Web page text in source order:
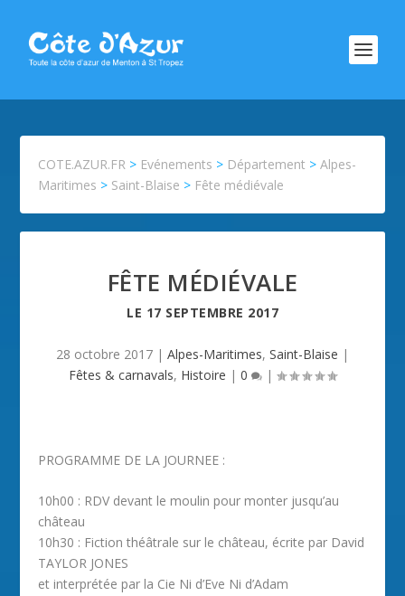
COTE.AZUR.FR > Evénements > Département >Alpes-
Maritimes > Saint-Blaise > Fête médiévale
FÊTE MÉDIÉVALE
LE 17 SEPTEMBRE 2017
28 octobre 2017 | Alpes-Maritimes, Saint-Blaise |
Fêtes & carnavals, Histoire | 0 |
PROGRAMME DE LA JOURNEE :
10h00 : RDV devant le moulin pour monter jusqu’au
château
10h30 : Fiction théâtrale sur le château, écrite par David
TAYLOR JONES
et interprétée par la Cie Ni d’Eve Ni d’Adam